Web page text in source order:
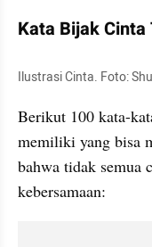
Kata Bijak
Ilustrasi Cinta. Foto:
Berikut 100 kata-
memiliki yang bisa
bahwa tidak semua
kebersamaan: